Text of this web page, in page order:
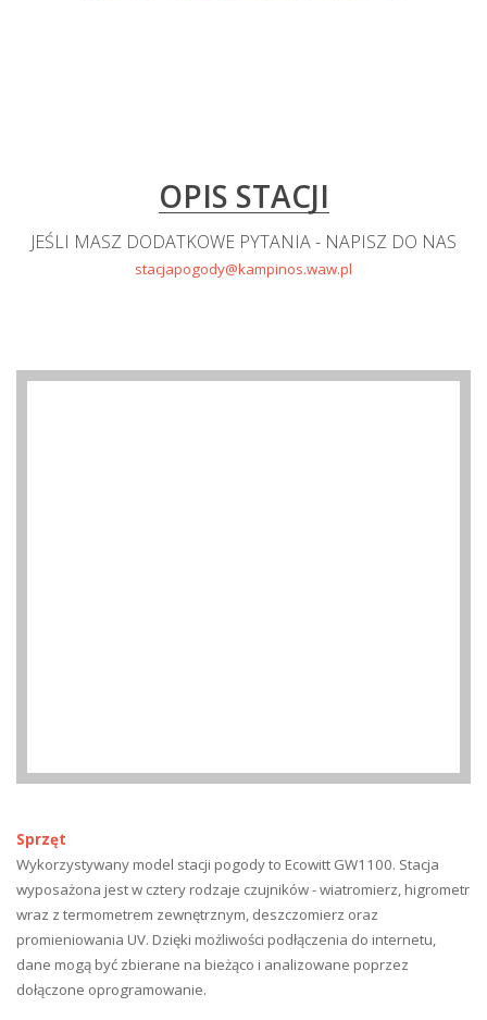
OPIS STACJI
JEŚLI MASZ DODATKOWE PYTANIA - NAPISZ DO NAS
stacjapogody@kampinos.waw.pl
Sprzęt
Wykorzystywany model stacji pogody to Ecowitt GW1100. Stacja
wyposażona jest w cztery rodzaje czujników - wiatromierz, higrometr
wraz z termometrem zewnętrznym, deszczomierz oraz
promieniowania UV. Dzięki możliwości podłączenia do internetu,
dane mogą być zbierane na bieżąco i analizowane poprzez
dołączone oprogramowanie.